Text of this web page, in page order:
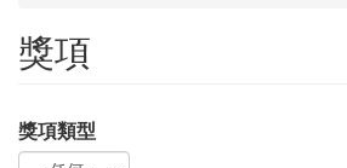
獎項
獎項類型